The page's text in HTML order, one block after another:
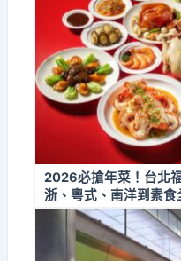
2026必搶年菜！台北
浙、粵式、南洋到素食